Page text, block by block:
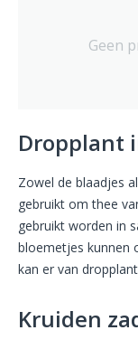
Geen
Dropplant
Zowel de blaadjes
gebruikt om thee
gebruikt worden in
bloemetjes kunnen
kan er van
Kruiden